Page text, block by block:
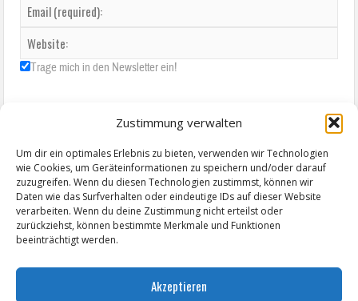
Zustimmung verwalten
Um dir ein optimales Erlebnis zu bieten, verwenden wir Technologien
wie Cookies, um Geräteinformationen zu speichern und/oder darauf
zuzugreifen. Wenn du diesen Technologien zustimmst, können wir
Daten wie das Surfverhalten oder eindeutige IDs auf dieser Website
verarbeiten. Wenn du deine Zustimmung nicht erteilst oder
zurückziehst, können bestimmte Merkmale und Funktionen
beeinträchtigt werden.
Akzeptieren
Trage mich in den Newsletter ein!